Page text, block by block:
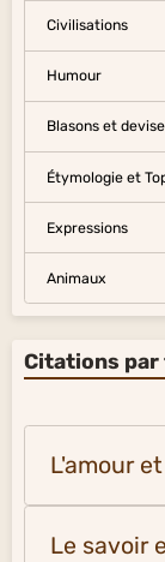
Civilisations
Humour
Blasons et
Étymologie et
Expressions
Animaux
Citations par
L'amour
Le savoir